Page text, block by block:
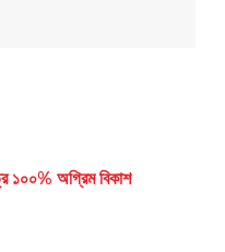
১০০% অগ্রিম বিকাশ